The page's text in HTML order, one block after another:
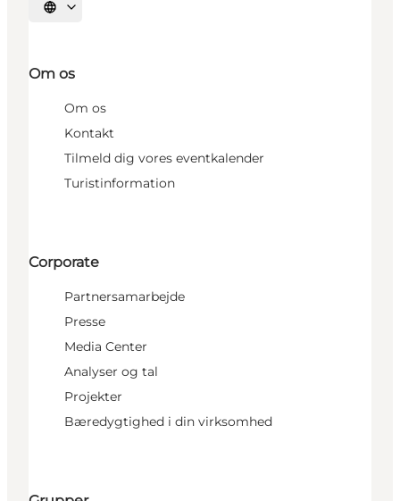
Vælg sprog
Om os
Om os
Kontakt
Tilmeld dig vores eventkalender
Turistinformation
Corporate
Partnersamarbejde
Presse
Media Center
Analyser og tal
Projekter
Bæredygtighed i din virksomhed